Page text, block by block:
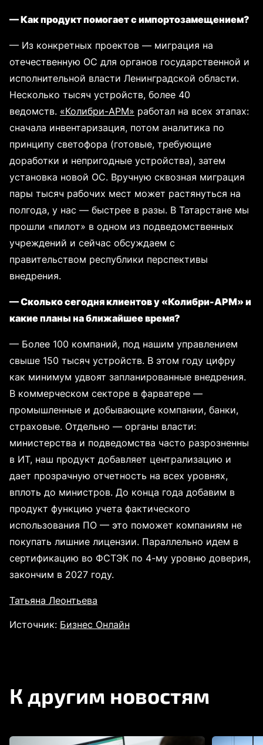
— Как продукт помогает с импортозамещением?
— Из конкретных проектов — миграция на
отечественную ОС для органов государственной и
исполнительной власти Ленинградской области.
Несколько тысяч устройств, более 40
ведомств. «Колибри-АРМ» работал на всех этапах:
сначала инвентаризация, потом аналитика по
принципу светофора (готовые, требующие
доработки и непригодные устройства), затем
установка новой ОС. Вручную сквозная миграция
пары тысяч рабочих мест может растянуться на
полгода, у нас — быстрее в разы. В Татарстане мы
прошли «пилот» в одном из подведомственных
учреждений и сейчас обсуждаем с
правительством республики перспективы
внедрения.
— Сколько сегодня клиентов у «Колибри-АРМ» и
какие планы на ближайшее время?
— Более 100 компаний, под нашим управлением
свыше 150 тысяч устройств. В этом году цифру
как минимум удвоят запланированные внедрения.
В коммерческом секторе в фарватере —
промышленные и добывающие компании, банки,
страховые. Отдельно — органы власти:
министерства и подведомства часто разрозненны
в ИT, наш продукт добавляет централизацию и
дает прозрачную отчетность на всех уровнях,
вплоть до министров. До конца года добавим в
продукт функцию учета фактического
использования ПО — это поможет компаниям не
покупать лишние лицензии. Параллельно идем в
сертификацию во ФСТЭК по 4-му уровню доверия,
закончим в 2027 году.
Татьяна Леонтьева
Источник: Бизнес Онлайн
К другим новостям